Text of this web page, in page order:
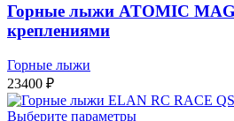
Горные лыжи ATOMIC
креплениями
Горные лыжи
23400 ₽
Выберите параметры